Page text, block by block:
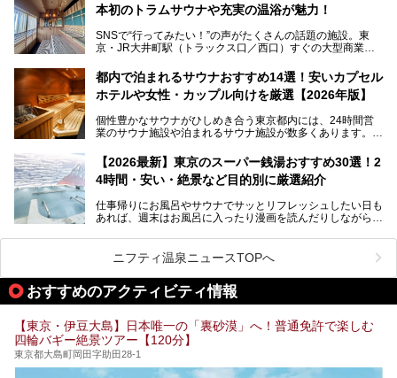
最近、SNSやメディアで「デザイナーズ銭湯」や「ネオ銭
本記事では、そもそもこれらがどんな銭湯なのか、その気に
いおしゃれな名店15選を、おすすめの順番で一挙にご紹介
します。
本初のトラムサウナや充実の温浴が魅力！
SNSで“行ってみたい！”の声がたくさんの話題の施設。東
京・JR大井町駅（トラックス口／西口）すぐの大型商業施
ツァ大井町トラックス」がニューオープン。施設の様子をレ
ポ―トします。
都内で泊まれるサウナおすすめ14選！安いカプセル
ホテルや女性・カップル向けを厳選【2026年版】
個性豊かなサウナがひしめき合う東京都内には、24時間営
業のサウナ施設や泊まれるサウナ施設が数多くあります。
を旅の目的とする「サ旅」や自分へのご褒美のための宿泊な
ど、自分の好きなタイミングで好きなだけサ活ができるのが
魅力です。
最近では、男性専用施設だけでなく、カップルや女性に嬉し
い個室サウナも増えてきました。
ら、特におすすめしたい施設14選をご紹介します。
してみてください。
【2026最新】東京のスーパー銭湯おすすめ30選！2
4時間・安い・絶景など目的別に厳選紹介
仕事帰りにお風呂やサウナでサッとリフレッシュしたい日も
あれば、週末はお風呂に入ったり漫画を読んだりしながら一
また、終電を逃してしまい、「このまま朝までゆっくりでき
る場所があれば」と探した経験がある人も多いのではないで
しょうか。
そこで本記事では、東京でおすすめのスーパー銭湯を、目的
24時間営業で宿泊できる施設や、1,000円以下で楽しめる安
い施設、デートや休日レジャーにもぴったりなエンタメ要素
が充実した施設など、利用のシーンに合わせて参考にしてく
ださい。
ニフティ温泉ニュースTOPへ
おすすめのアクティビティ情報
【東京・伊豆大島】日本唯一の「裏砂漠」へ！普通免許で楽しむ
四輪バギー絶景ツアー【120分】
東京都大島町岡田字助田28-1